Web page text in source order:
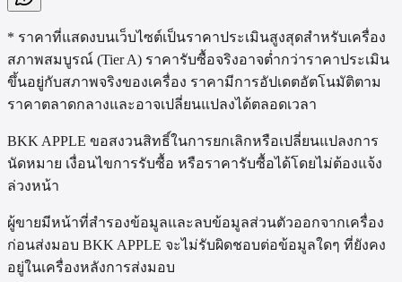
* ราคาที่แสดงบนเว็บไซต์เป็นราคาประเมินสูงสุดสำหรับเครื่อง
สภาพสมบูรณ์ (Tier A) ราคารับซื้อจริงอาจต่ำกว่าราคาประเมิน
ขึ้นอยู่กับสภาพจริงของเครื่อง ราคามีการอัปเดตอัตโนมัติตาม
ราคาตลาดกลางและอาจเปลี่ยนแปลงได้ตลอดเวลา
BKK APPLE ขอสงวนสิทธิ์ในการยกเลิกหรือเปลี่ยนแปลงการ
นัดหมาย เงื่อนไขการรับซื้อ หรือราคารับซื้อได้โดยไม่ต้องแจ้ง
ล่วงหน้า
ผู้ขายมีหน้าที่สำรองข้อมูลและลบข้อมูลส่วนตัวออกจากเครื่อง
ก่อนส่งมอบ BKK APPLE จะไม่รับผิดชอบต่อข้อมูลใดๆ ที่ยังคง
อยู่ในเครื่องหลังการส่งมอบ